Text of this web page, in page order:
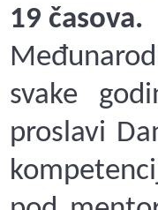
19 časova.
svake
proslavi